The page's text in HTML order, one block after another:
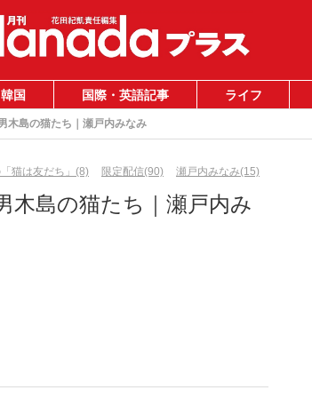
国 国際・英語記事 ライフ
木島の猫たち｜瀬戸内みなみ
猫は友だち」(8) 限定配信(90) 瀬戸内みなみ(15)
木島の猫たち｜瀬戸内み